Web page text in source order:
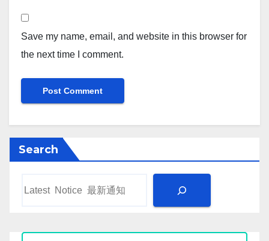
Save my name, email, and website in this browser for
the next time I comment.
Search